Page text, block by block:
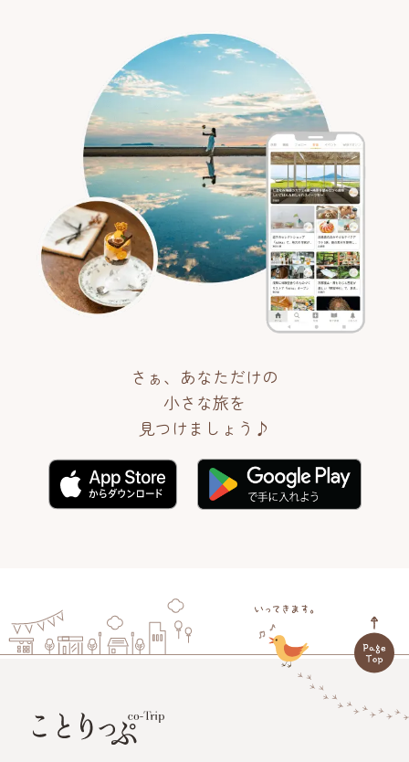
さぁ、あなただけの
小さな旅を
見つけましょう♪